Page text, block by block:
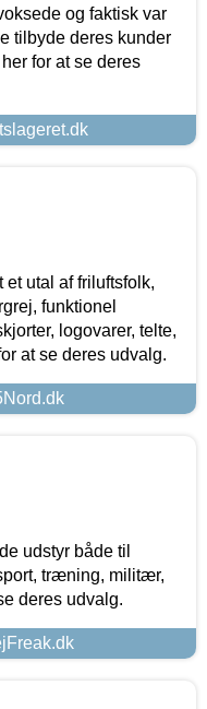
og faktisk var
tilbyde deres kunder
for at se deres
utal af friluftsfolk,
funktionel
logovarer, telte,
at se deres udvalg.
udstyr både til
træning, militær,
deres udvalg.